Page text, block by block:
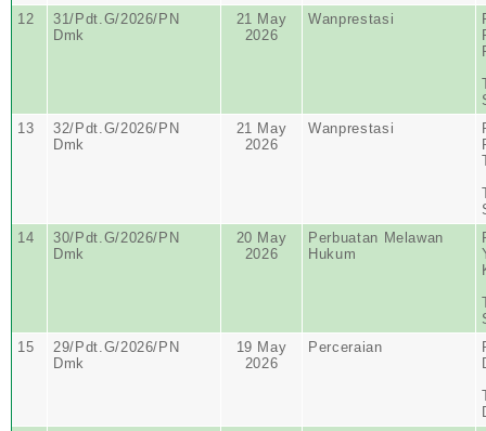
12
31/Pdt.G/2026/PN
Dmk
21 May
2026
Wanprestasi
13
32/Pdt.G/2026/PN
Dmk
21 May
2026
Wanprestasi
14
30/Pdt.G/2026/PN
Dmk
20 May
2026
Perbuatan Melawan
Hukum
15
29/Pdt.G/2026/PN
Dmk
19 May
2026
Perceraian